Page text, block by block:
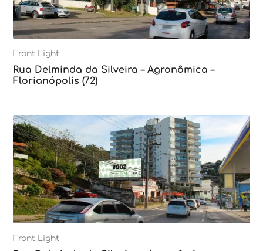
Front Light
Rua Delminda da Silveira – Agronômica –
Florianópolis (72)
Front Light